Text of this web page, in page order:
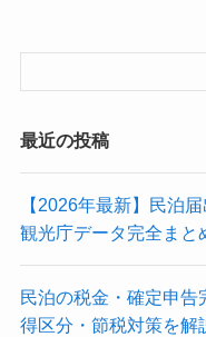
最近の投稿
【2026年最新】民泊
観光庁データ完全まと
民泊の税金・確定申
得区分・節税対策を解